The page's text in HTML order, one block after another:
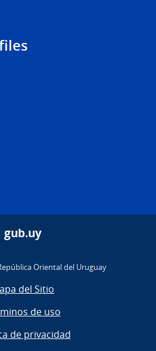
gub.uy
Oriental del Uruguay
del Sitio
de uso
de privacidad